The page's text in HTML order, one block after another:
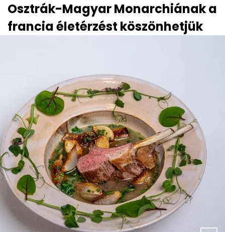
Osztrák-Magyar Monarchiának a
francia életérzést köszönhetjük